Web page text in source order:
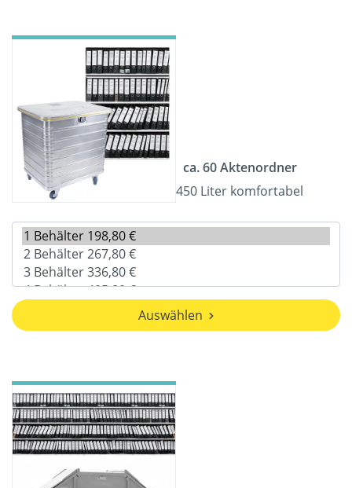
ca. 60 Aktenordner
450 Liter komfortabel
Auswählen